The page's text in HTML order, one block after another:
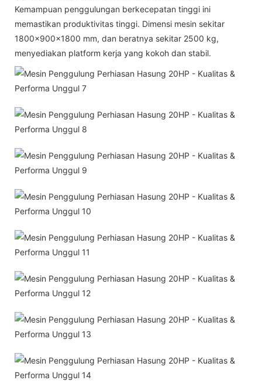
Kemampuan penggulungan berkecepatan tinggi ini
memastikan produktivitas tinggi. Dimensi mesin sekitar
1800x900x1800 mm, dan beratnya sekitar 2500 kg,
menyediakan platform kerja yang kokoh dan stabil.